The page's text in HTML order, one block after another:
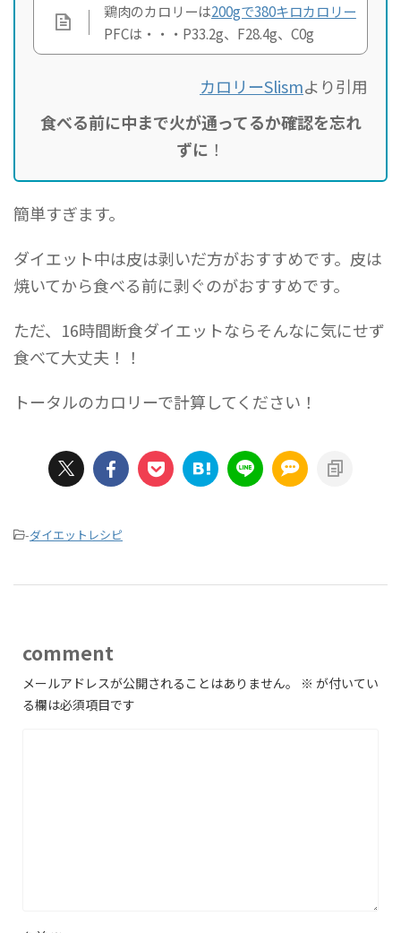
鶏肉のカロリーは200gで380キロカロリー
PFCは・・・P33.2g、F28.4g、C0g
カロリーSlismより引用
食べる前に中まで火が通ってるか確認を忘れ
ずに ！
簡単すぎます。
ダイエット中は皮は剥いだ方がおすすめです。皮は
焼いてから食べる前に剥ぐのがおすすめです。
ただ、16時間断食ダイエットならそんなに気にせず
食べて大丈夫！！
トータルのカロリーで計算してください！
-ダイエットレシピ
comment
メールアドレスが公開されることはありません。 ※ が付いてい
る欄は必須項目です